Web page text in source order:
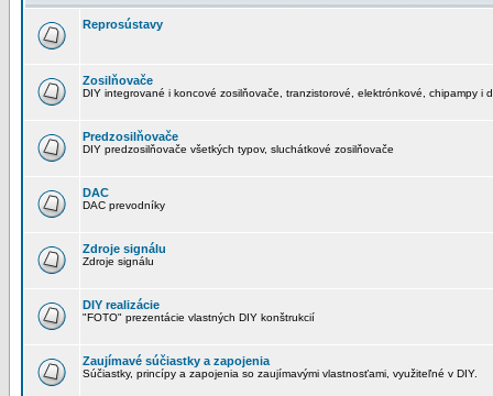
Reprosústavy
Zosilňovače
DIY integrované i koncové zosilňovače, tranzistorové, elektrónkové, chipampy i
Predzosilňovače
DIY predzosilňovače všetkých typov, sluchátkové zosilňovače
DAC
DAC prevodníky
Zdroje signálu
Zdroje signálu
DIY realizácie
"FOTO" prezentácie vlastných DIY konštrukcií
Zaujímavé súčiastky a zapojenia
Súčiastky, princípy a zapojenia so zaujímavými vlastnosťami, využiteľné v DIY.